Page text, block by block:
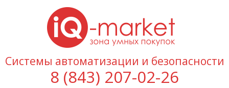
Перейти к содержимому
покупок
Системы автоматизации и безопасности
8 (843) 207-02-26